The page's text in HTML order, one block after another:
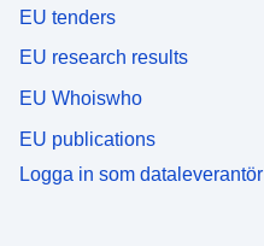
EU tenders
EU research results
EU Whoiswho
EU publications
Logga in som dataleverantör